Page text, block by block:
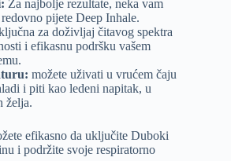
Za najbolje rezultate, neka vam
pijete Deep Inhale.
za doživljaj čitavog spektra
i efikasnu podršku vašem
možete uživati u vrućem čaju
i piti kao ledeni napitak, u
želja.
efikasno da uključite Duboki
i podržite svoje respiratorno